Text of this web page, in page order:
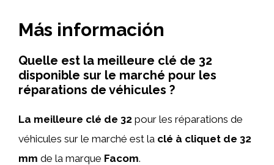
Más información
Quelle est la meilleure clé de 32
disponible sur le marché pour les
réparations de véhicules ?
La meilleure clé de 32 pour les réparations de
véhicules sur le marché est la clé à cliquet de 32
mm de la marque Facom.